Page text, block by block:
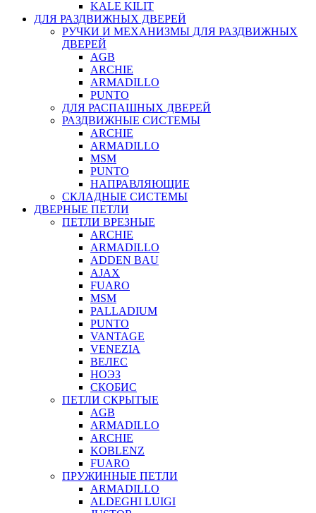
KALE KILIT
ДЛЯ РАЗДВИЖНЫХ ДВЕРЕЙ
РУЧКИ И МЕХАНИЗМЫ ДЛЯ РАЗДВИЖНЫХ
ДВЕРЕЙ
AGB
ARCHIE
ARMADILLO
PUNTO
ДЛЯ РАСПАШНЫХ ДВЕРЕЙ
РАЗДВИЖНЫЕ СИСТЕМЫ
ARCHIE
ARMADILLO
MSM
PUNTO
НАПРАВЛЯЮЩИЕ
СКЛАДНЫЕ СИСТЕМЫ
ДВЕРНЫЕ ПЕТЛИ
ПЕТЛИ ВРЕЗНЫЕ
ARCHIE
ARMADILLO
ADDEN BAU
AJAX
FUARO
MSM
PALLADIUM
PUNTO
VANTAGE
VENEZIA
ВЕЛЕС
НОЭЗ
СКОБИС
ПЕТЛИ СКРЫТЫЕ
AGB
ARMADILLO
ARCHIE
KOBLENZ
FUARO
ПРУЖИННЫЕ ПЕТЛИ
ARMADILLO
ALDEGHI LUIGI